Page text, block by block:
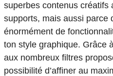
superbes contenus créatifs
supports, mais aussi parce
énormément de
ton style graphique. Grâce
aux nombreux filtres
possibilité d’affiner au